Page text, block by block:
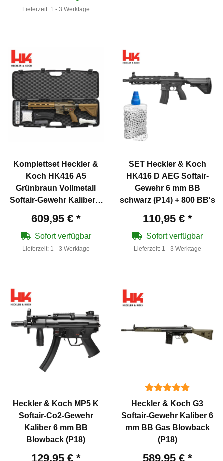
Lieferzeit: 1 - 3 Werktage
Komplettset Heckler &
Koch HK416 A5
Grünbraun Vollmetall
Softair-Gewehr Kaliber 6
(P18)
609,95 € *
Sofort verfügbar
Lieferzeit: 1 - 3 Werktage
SET Heckler & Koch
HK416 D AEG Softair-
Gewehr 6 mm BB
schwarz (P14) + 800 BB's
110,95 € *
Sofort verfügbar
Lieferzeit: 1 - 3 Werktage
Heckler & Koch MP5 K
Softair-Co2-Gewehr
Kaliber 6 mm BB
Blowback (P18)
129,95 € *
Heckler & Koch G3
Softair-Gewehr Kaliber 6
mm BB Gas Blowback
(P18)
589,95 € *